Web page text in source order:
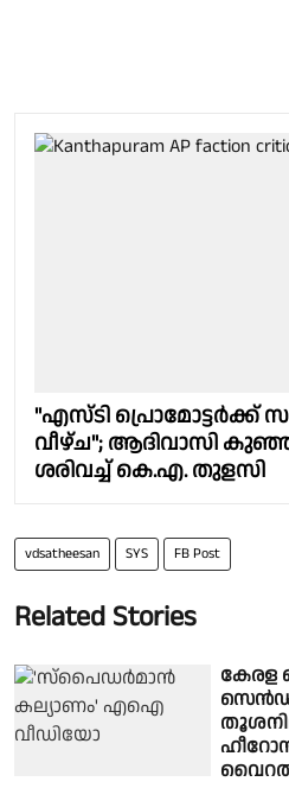
"എസ്‌ടി പ്രൊമോട്ടർക്ക്
വീഴ്ച"; ആദിവാസി
ശരിവച്ച് കെ.എ. തുളസി
vdsatheesan SYS FB Post
Related Stories
കേരള